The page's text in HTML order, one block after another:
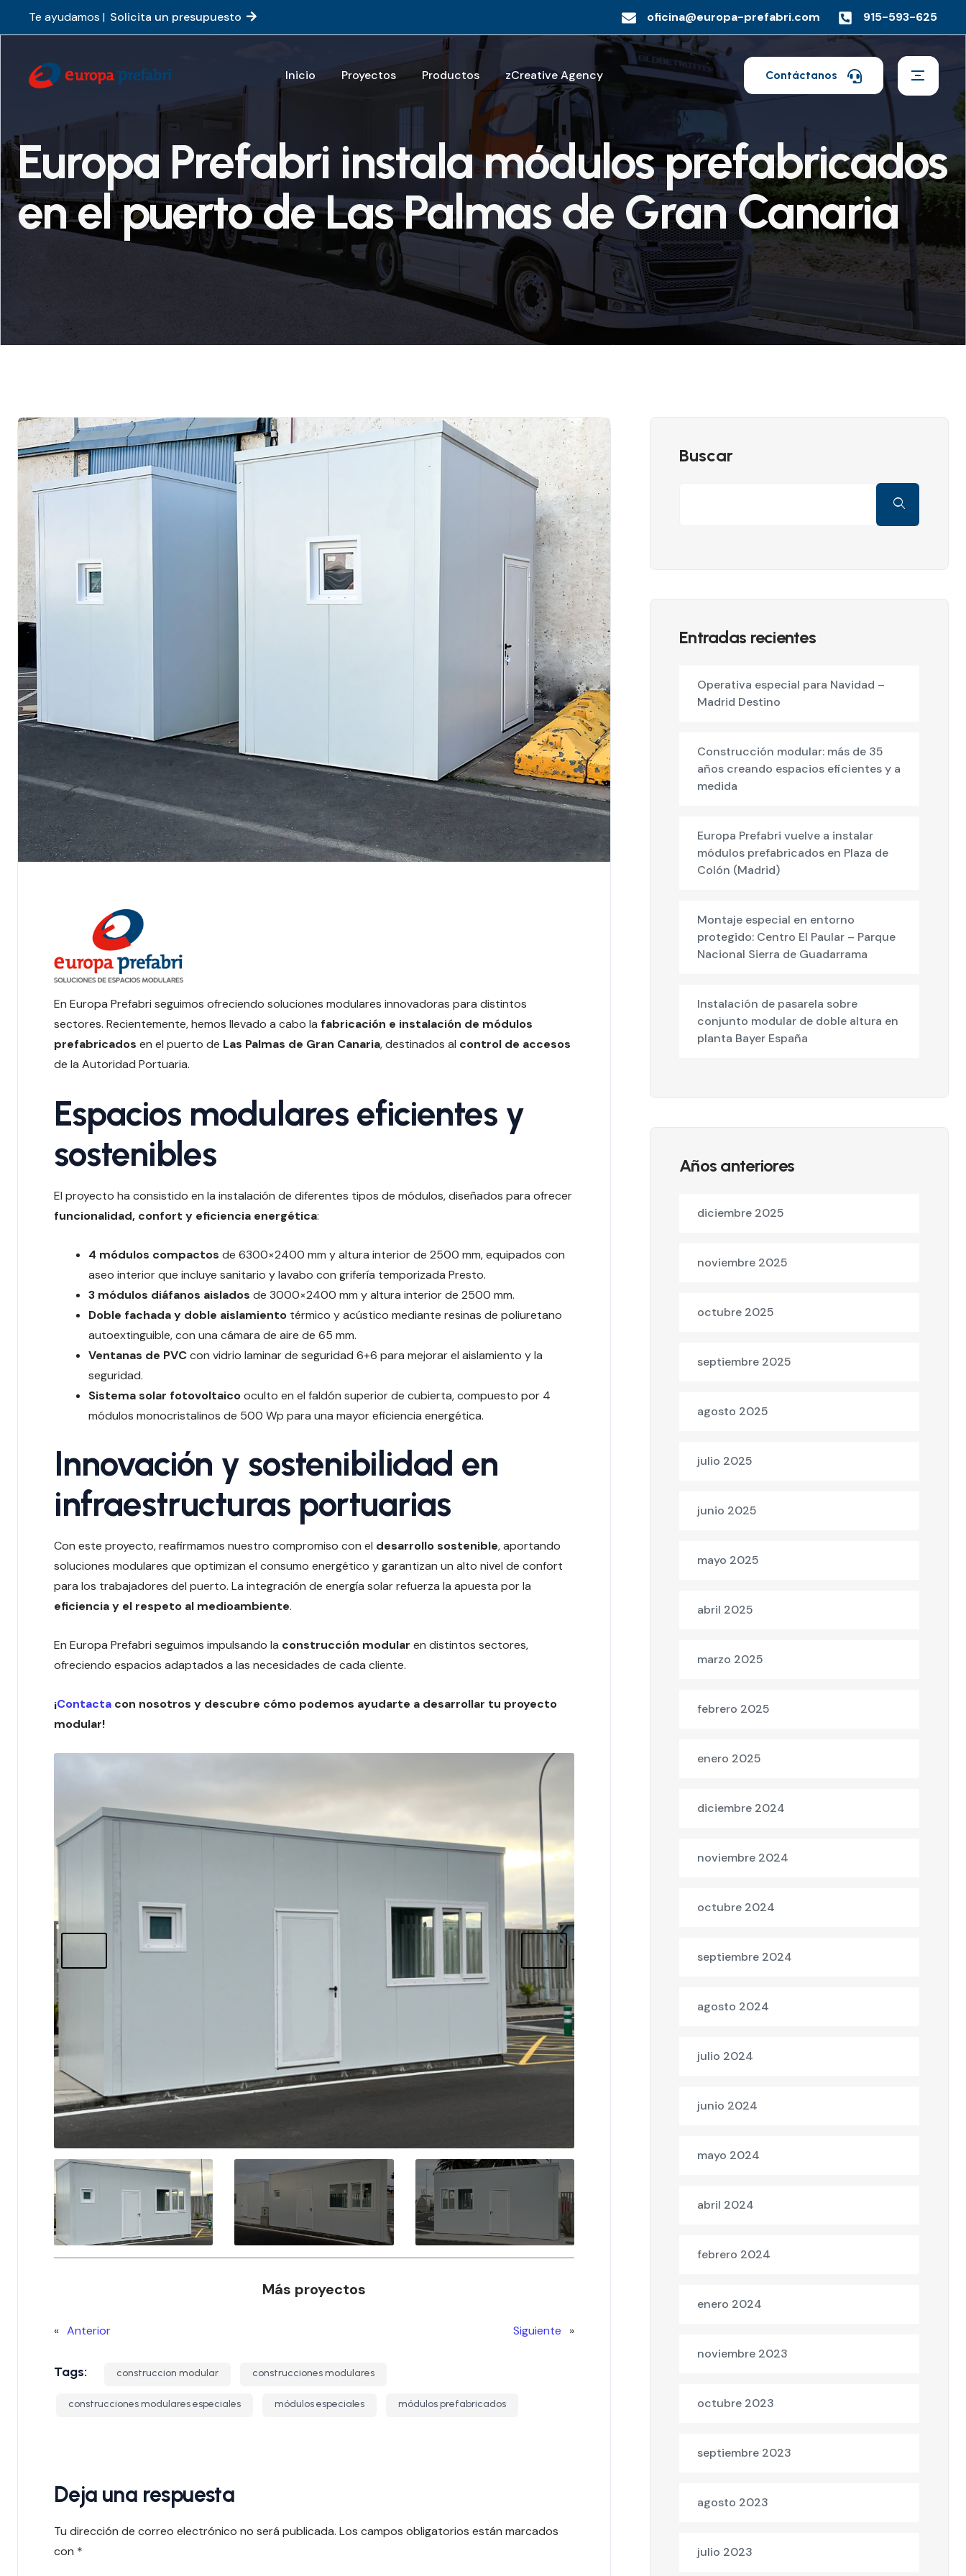
Te ayudamos | Solicita un presupuesto oficina@europa-prefabri.com 915-593-625
Inicio Proyectos Productos zCreative Agency Contáctanos
Europa Prefabri instala módulos prefabricados
en el puerto de Las Palmas de Gran Canaria
En Europa Prefabri seguimos ofreciendo soluciones modulares innovadoras para distintos
sectores. Recientemente, hemos llevado a cabo la fabricación e instalación de módulos
prefabricados en el puerto de Las Palmas de Gran Canaria, destinados al control de accesos
de la Autoridad Portuaria.
Espacios modulares eficientes y
sostenibles
El proyecto ha consistido en la instalación de diferentes tipos de módulos, diseñados para ofrecer
funcionalidad, confort y eficiencia energética:
4 módulos compactos de 6300×2400 mm y altura interior de 2500 mm, equipados con
aseo interior que incluye sanitario y lavabo con grifería temporizada Presto.
3 módulos diáfanos aislados de 3000×2400 mm y altura interior de 2500 mm.
Doble fachada y doble aislamiento térmico y acústico mediante resinas de poliuretano
autoextinguible, con una cámara de aire de 65 mm.
Ventanas de PVCcon vidrio laminar de seguridad 6+6 para mejorar el aislamiento y la
seguridad.
Sistema solar fotovoltaicooculto en el faldón superior de cubierta, compuesto por 4
módulos monocristalinos de 500 Wp para una mayor eficiencia energética.
Innovación y sostenibilidad en
infraestructuras portuarias
Con este proyecto, reafirmamos nuestro compromiso con el desarrollo sostenible, aportando
soluciones modulares que optimizan el consumo energético y garantizan un alto nivel de confort
para los trabajadores del puerto. La integración de energía solar refuerza la apuesta por la
eficiencia y el respeto al medioambiente.
En Europa Prefabri seguimos impulsando la construcción modular en distintos sectores,
ofreciendo espacios adaptados a las necesidades de cada cliente.
¡Contacta con nosotros y descubre cómo podemos ayudarte a desarrollar tu proyecto
modular!
Más proyectos
« Anterior Siguiente »
Tags: construccion modular construcciones modulares
construcciones modulares especiales módulos especiales módulos prefabricados
Deja una respuesta
Tu dirección de correo electrónico no será publicada. Los campos obligatorios están marcados
con *
Buscar
Entradas recientes
Operativa especial para Navidad –
Madrid Destino
Construcción modular: más de 35
años creando espacios eficientes y a
medida
Europa Prefabri vuelve a instalar
módulos prefabricados en Plaza de
Colón (Madrid)
Montaje especial en entorno
protegido: Centro El Paular – Parque
Nacional Sierra de Guadarrama
Instalación de pasarela sobre
conjunto modular de doble altura en
planta Bayer España
Años anteriores
diciembre 2025
noviembre 2025
octubre 2025
septiembre 2025
agosto 2025
julio 2025
junio 2025
mayo 2025
abril 2025
marzo 2025
febrero 2025
enero 2025
diciembre 2024
noviembre 2024
octubre 2024
septiembre 2024
agosto 2024
julio 2024
junio 2024
mayo 2024
abril 2024
febrero 2024
enero 2024
noviembre 2023
octubre 2023
septiembre 2023
agosto 2023
julio 2023